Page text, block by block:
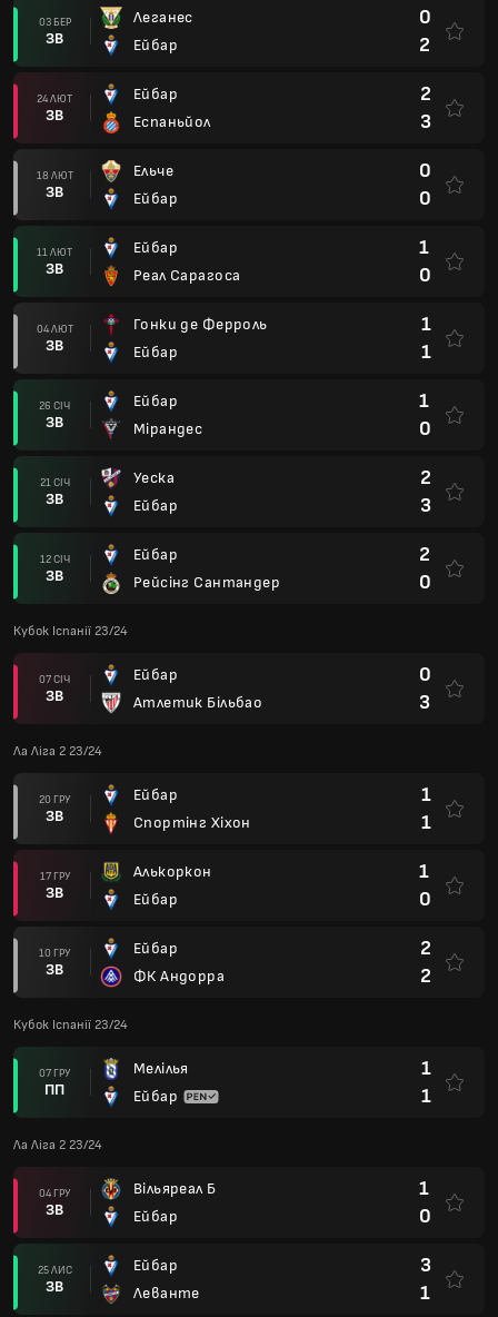
03 БЕР
ЗВ
Леганес
Ейбар
0
2
24 ЛЮТ
ЗВ
Ейбар
Еспаньйол
2
3
18 ЛЮТ
ЗВ
Ельче
Ейбар
0
0
11 ЛЮТ
ЗВ
Ейбар
Реал Сарагоса
1
0
04 ЛЮТ
ЗВ
Гонки де Ферроль
Ейбар
1
1
26 СІЧ
ЗВ
Ейбар
Мірандес
1
0
21 СІЧ
ЗВ
Уеска
Ейбар
2
3
12 СІЧ
ЗВ
Ейбар
Рейсінг Сантандер
2
0
Кубок Іспанії 23/24
07 СІЧ
ЗВ
Ейбар
Атлетик Більбао
0
3
Ла Ліга 2 23/24
20 ГРУ
ЗВ
Ейбар
Спортінг Хіхон
1
1
17 ГРУ
ЗВ
Алькоркон
Ейбар
1
0
10 ГРУ
ЗВ
Ейбар
ФК Андорра
2
2
Кубок Іспанії 23/24
07 ГРУ
ПП
Мелілья
Ейбар
1
1
Ла Ліга 2 23/24
04 ГРУ
ЗВ
Вільяреал Б
Ейбар
1
0
25 ЛИС
ЗВ
Ейбар
Леванте
3
1